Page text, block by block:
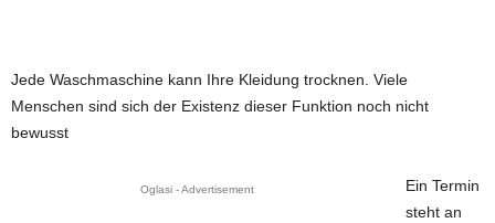
Jede Waschmaschine kann Ihre Kleidung trocknen. Viele
Menschen sind sich der Existenz dieser Funktion noch nicht
bewusst
Oglasi - Advertisement
Ein Termin
steht an